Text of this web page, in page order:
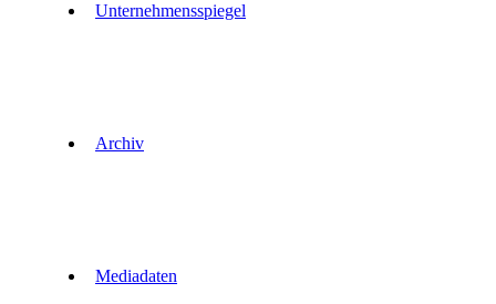
Unternehmensspiegel
Archiv
Mediadaten